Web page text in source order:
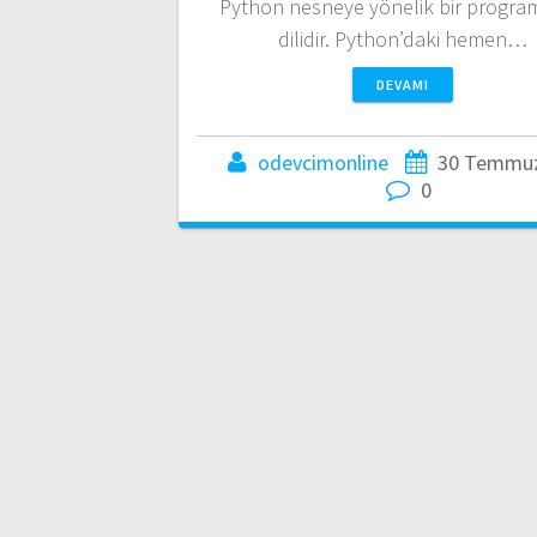
Python nesneye yönelik bir
dilidir. Python’daki hemen…
DEVAMI
odevcimonline
30
0